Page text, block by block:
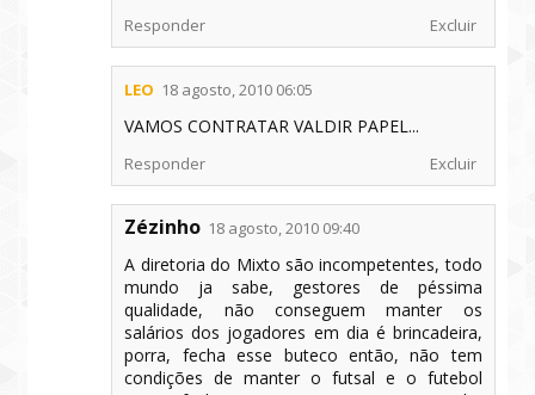
Responder Excluir
LEO 18 agosto, 2010 06:05
VAMOS CONTRATAR VALDIR PAPEL...
Responder Excluir
Zézinho 18 agosto, 2010 09:40
A diretoria do Mixto são incompetentes, todo
mundo ja sabe, gestores de péssima
qualidade, não conseguem manter os
salários dos jogadores em dia é brincadeira,
porra, fecha esse buteco então, não tem
condições de manter o futsal e o futebol